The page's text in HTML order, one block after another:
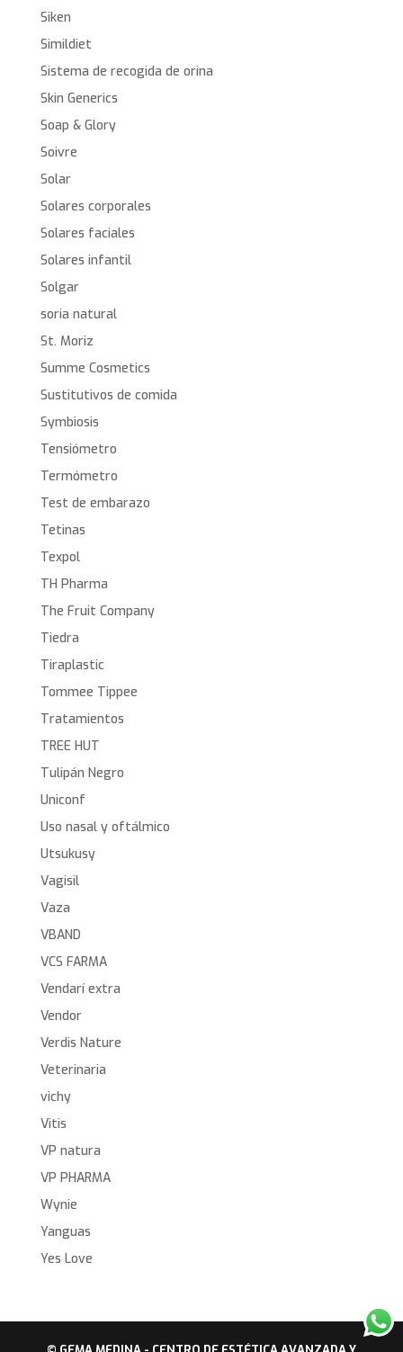
Siken
Simildiet
Sistema de recogida de orina
Skin Generics
Soap & Glory
Soivre
Solar
Solares corporales
Solares faciales
Solares infantil
Solgar
soria natural
St. Moriz
Summe Cosmetics
Sustitutivos de comida
Symbiosis
Tensiómetro
Termómetro
Test de embarazo
Tetinas
Texpol
TH Pharma
The Fruit Company
Tiedra
Tiraplastic
Tommee Tippee
Tratamientos
TREE HUT
Tulipán Negro
Uniconf
Uso nasal y oftálmico
Utsukusy
Vagisil
Vaza
VBAND
VCS FARMA
Vendarí extra
Vendor
Verdis Nature
Veterinaria
vichy
Vitis
VP natura
VP PHARMA
Wynie
Yanguas
Yes Love